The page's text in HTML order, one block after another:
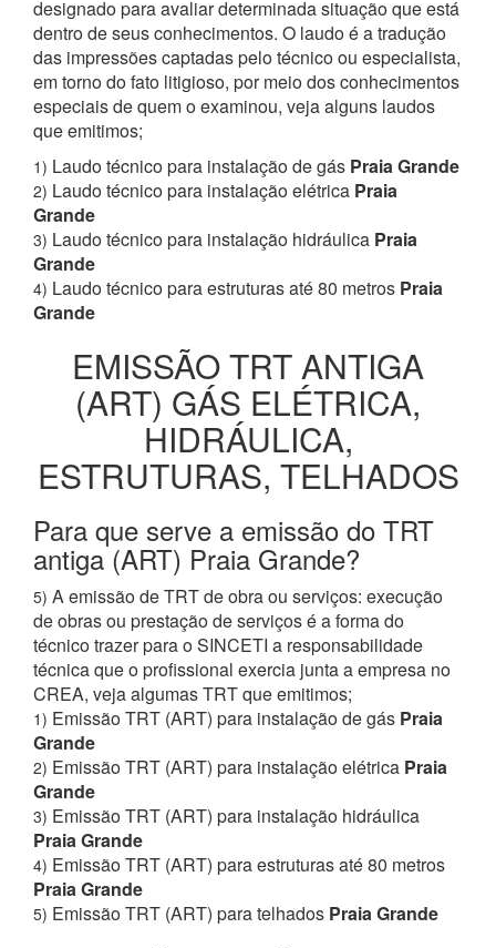
designado para avaliar determinada situação que está
dentro de seus conhecimentos. O laudo é a tradução
das impressões captadas pelo técnico ou especialista,
em torno do fato litigioso, por meio dos conhecimentos
especiais de quem o examinou, veja alguns laudos
que emitimos;
1) Laudo técnico para instalação de gás Praia Grande
2) Laudo técnico para instalação elétrica Praia
Grande
3) Laudo técnico para instalação hidráulica Praia
Grande
4) Laudo técnico para estruturas até 80 metros Praia
Grande
EMISSÃO TRT ANTIGA
(ART) GÁS ELÉTRICA,
HIDRÁULICA,
ESTRUTURAS, TELHADOS
Para que serve a emissão do TRT
antiga (ART) Praia Grande?
5) A emissão de TRT de obra ou serviços: execução
de obras ou prestação de serviços é a forma do
técnico trazer para o SINCETI a responsabilidade
técnica que o profissional exercia junta a empresa no
CREA, veja algumas TRT que emitimos;
1) Emissão TRT (ART) para instalação de gás Praia
Grande
2) Emissão TRT (ART) para instalação elétrica Praia
Grande
3) Emissão TRT (ART) para instalação hidráulica
Praia Grande
4) Emissão TRT (ART) para estruturas até 80 metros
Praia Grande
5) Emissão TRT (ART) para telhados Praia Grande